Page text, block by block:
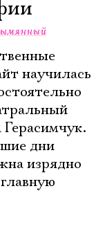
научилась
дни
изрядно